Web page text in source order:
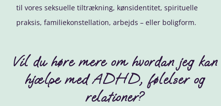
til vores seksuelle tiltrækning, kønsidentitet, spirituelle
praksis, familiekonstellation, arbejds – eller boligform.
Vil du høre mere om hvordan jeg kan
hjælpe med ADHD, følelser og
relationer?